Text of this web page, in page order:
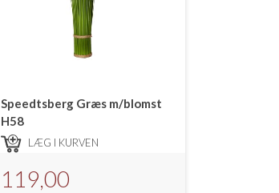
Speedtsberg Græs m/blomst
H58
LÆG I KURVEN
119,00